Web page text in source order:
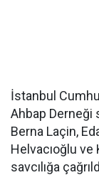
İstanbul
Ahbap Derneği
Berna Laçin,
Helvacıoğlu
savcılığa